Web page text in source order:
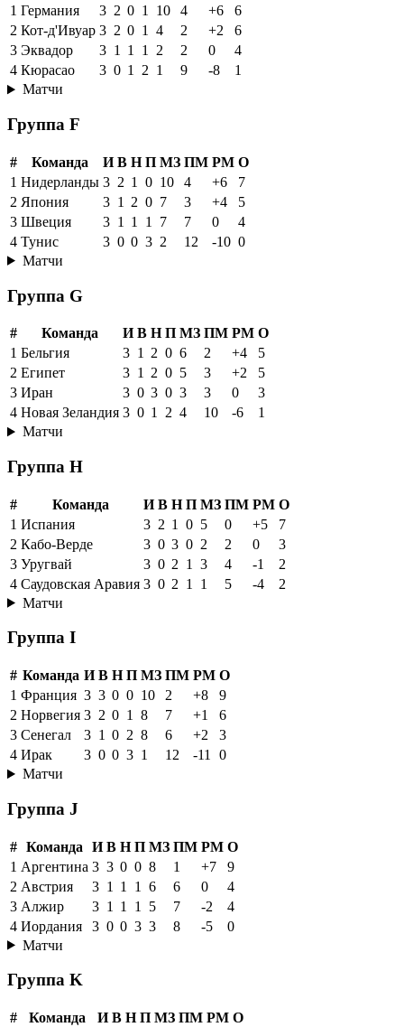
1 Германия 3 2 0 1 10 4 +6
6
2 Кот-д'Ивуар 3 2 0 1 4 2 +2
6
3 Эквадор 3 1 1 1 2 2 0
4
4 Кюрасао 3 0 1 2 1 9 -8
1
Матчи
Группа F
# Команда И В Н П МЗ ПМ РМ О
1 Нидерланды 3 2 1 0 10 4 +6
7
2 Япония 3 1 2 0 7 3 +4
5
3 Швеция 3 1 1 1 7 7 0
4
4 Тунис 3 0 0 3 2 12 -10 0
Матчи
Группа G
# Команда И В Н П МЗ ПМ РМ О
1 Бельгия 3 1 2 0 6 2 +4
5
2 Египет 3 1 2 0 5 3 +2
5
3 Иран 3 0 3 0 3 3 0
3
4 Новая Зеландия 3 0 1 2 4 10 -6
1
Матчи
Группа H
# Команда И В Н П МЗ ПМ РМ О
1 Испания 3 2 1 0 5 0 +5
7
2 Кабо-Верде 3 0 3 0 2 2 0
3
3 Уругвай 3 0 2 1 3 4 -1
2
4 Саудовская Аравия 3 0 2 1 1 5 -4
2
Матчи
Группа I
# Команда И В Н П МЗ ПМ РМ О
1 Франция 3 3 0 0 10 2 +8
9
2 Норвегия 3 2 0 1 8 7 +1
6
3 Сенегал 3 1 0 2 8 6 +2
3
4 Ирак 3 0 0 3 1 12 -11
0
Матчи
Группа J
# Команда И В Н П МЗ ПМ РМ О
1 Аргентина 3 3 0 0 8 1 +7
9
2 Австрия 3 1 1 1 6 6 0
4
3 Алжир 3 1 1 1 5 7 -2
4
4 Иордания 3 0 0 3 3 8 -5
0
Матчи
Группа K
# Команда И В Н П МЗ ПМ РМ О